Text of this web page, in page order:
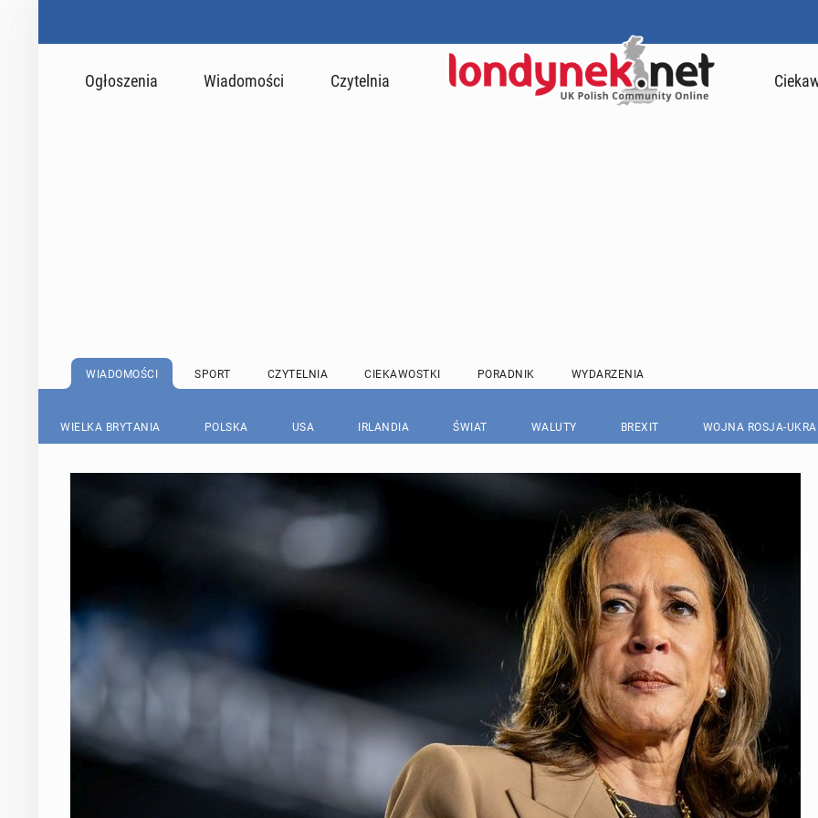
Ogłoszenia Wiadomości Czytelnia
WIADOMOŚCI SPORT CZYTELNIA CIEKAWOSTKI PORADNIK WYDARZENIA
WIELKA BRYTANIA POLSKA USA IRLANDIA ŚWIAT WALUTY BREXIT WOJNA ROSJA-